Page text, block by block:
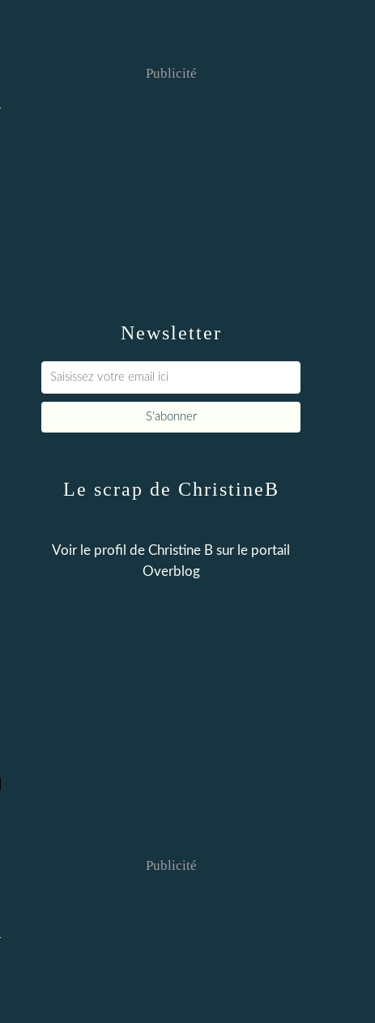
Newsletter
Publicité
Le scrap de ChristineB
Voir le profil de Christine B sur le portail
Overblog
Publicité